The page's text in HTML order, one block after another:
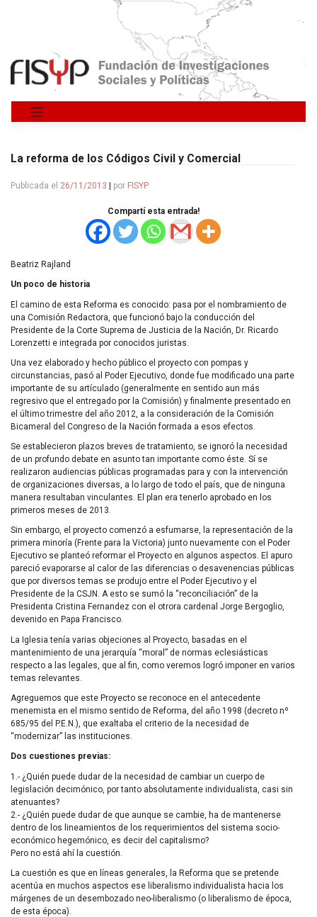
Saltar
La reforma de los Códigos Civil y Comercial
Publicada el 26/11/2013 por FISYP
Compartí esta entrada!
Beatriz Rajland
Un poco de historia
El camino de esta Reforma es conocido: pasa por el nombramiento de
una Comisión Redactora, que funcionó bajo la conducción del
Presidente de la Corte Suprema de Justicia de la Nación, Dr. Ricardo
Lorenzetti e integrada por conocidos juristas.
Una vez elaborado y hecho público el proyecto con pompas y
circunstancias, pasó al Poder Ejecutivo, donde fue modificado una parte
importante de su artículado (generalmente en sentido aun más
regresivo que el entregado por la Comisión) y finalmente presentado en
el último trimestre del año 2012, a la consideración de la Comisión
Bicameral del Congreso de la Nación formada a esos efectos.
Se establecieron plazos breves de tratamiento, se ignoró la necesidad
de un profundo debate en asunto tan importante como éste. Sí se
realizaron audiencias públicas programadas para y con la intervención
de organizaciones diversas, a lo largo de todo el país, que de ninguna
manera resultaban vinculantes. El plan era tenerlo aprobado en los
primeros meses de 2013.
Sin embargo, el proyecto comenzó a esfumarse, la representación de la
primera minoría (Frente para la Victoria) junto nuevamente con el Poder
Ejecutivo se planteó reformar el Proyecto en algunos aspectos. El apuro
pareció evaporarse al calor de las diferencias o desavenencias públicas
que por diversos temas se produjo entre el Poder Ejecutivo y el
Presidente de la CSJN . A esto se sumó la “reconciliación” de la
Presidenta Cristina Fernandez con el otrora cardenal Jorge Bergoglio,
devenido en Papa Francisco.
La Iglesia tenía varias objeciones al Proyecto, basadas en el
mantenimiento de una jerarquía “moral” de normas eclesiásticas
respecto a las legales, que al fin, como veremos logró imponer en varios
temas relevantes.
Agreguemos que este Proyecto se reconoce en el antecedente
menemista en el mismo sentido de Reforma, del año 1998 (decreto nº
685/95 del P.E.N.), que exaltaba el criterio de la necesidad de
“modernizar” las instituciones.
Dos cuestiones previas:
1.- ¿Quién puede dudar de la necesidad de cambiar un cuerpo de
legislación decimónico, por tanto absolutamente individualista, casi sin
atenuantes?
2.- ¿Quién puede dudar de que aunque se cambie, ha de mantenerse
dentro de los lineamientos de los requerimientos del sistema socio-
económico hegemónico, es decir del capitalismo?
Pero no está ahí la cuestión.
La cuestión es que en líneas generales, la Reforma que se pretende
acentúa en muchos aspectos ese liberalismo individualista hacia los
márgenes de un desembozado neo-liberalismo (o liberalismo de época,
de esta época).